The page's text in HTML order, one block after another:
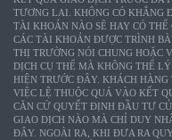
TƯƠNG LAI. KHÔNG CÓ KHẲNG
TÀI KHOẢN NÀO SẼ HAY CÓ
CÁC TÀI KHOẢN ĐƯỢC TRÌNH
THỊ TRƯỜNG NÓI CHUNG HOẶC
DỊCH CỤ THỂ MÀ KHÔNG THỂ
HIỆN TRƯỚC ĐÂY. KHÁCH
VIỆC LỆ THUỘC QUÁ VÀO KẾT
CĂN CỨ QUYẾT ĐỊNH ĐẦU TƯ
GIAO DỊCH NÀO MÀ CHỈ DUY
ĐÂY. NGOÀI RA, KHI ĐƯA RA